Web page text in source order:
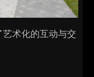
术化的互动与交